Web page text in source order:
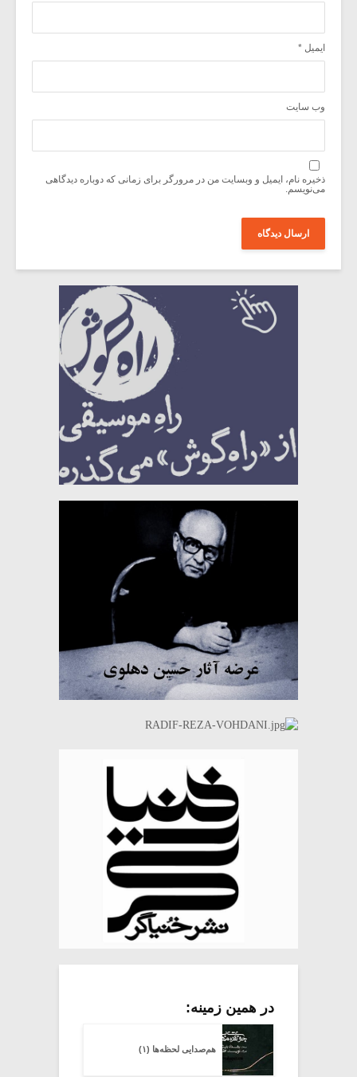
ایمیل *
وب‌ سایت
ذخیره نام، ایمیل و وبسایت من در مرورگر برای زمانی که دوباره دیدگاهی
می‌نویسم.
در همین زمینه:
هم‌صدایی لحظه‌ها (۱)